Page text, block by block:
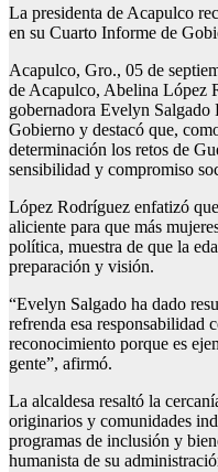
La presidenta de Acapulco
en su Cuarto Informe de
Acapulco, Gro., 05 de
de Acapulco, Abelina López
gobernadora Evelyn Salgado
Gobierno y destacó que,
determinación los retos de
sensibilidad y compromiso
López Rodríguez enfatizó
aliciente para que más
política, muestra de que la
preparación y visión.
“Evelyn Salgado ha dado
refrenda esa responsabilidad
reconocimiento porque es
gente”, afirmó.
La alcaldesa resaltó la
originarios y comunidades
programas de inclusión y
humanista de su